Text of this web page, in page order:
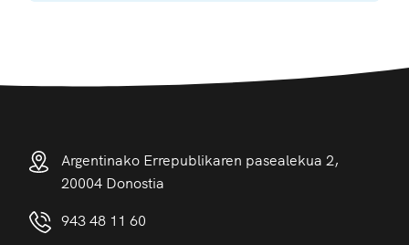
Argentinako Errepublikaren pasealekua 2,
20004 Donostia
943 48 11 60